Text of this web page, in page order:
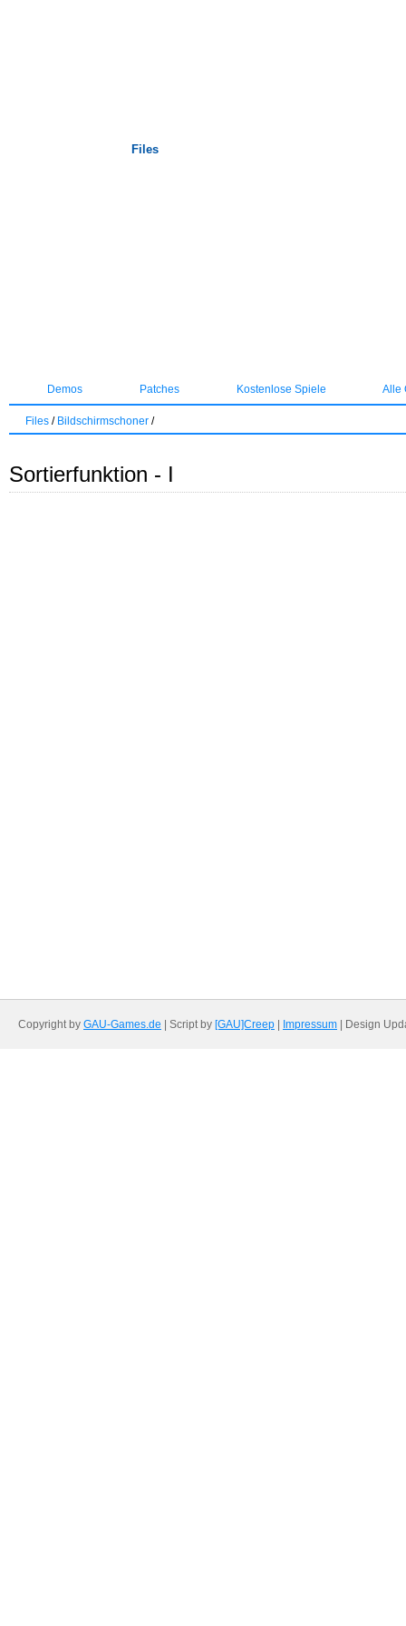
Files
Demos Patches Kostenlose Spiele Alle
Files / Bildschirmschoner /
Sortierfunktion - I
Copyright by GAU-Games.de | Script by [GAU]Creep Impressum | Design